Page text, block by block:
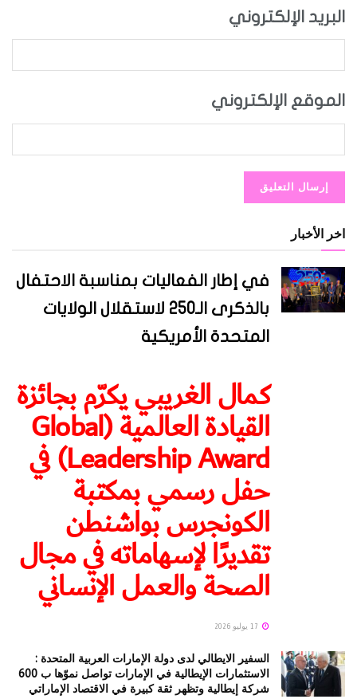
البريد الإلكتروني
الموقع الإلكتروني
اخر الأخبار
في إطار الفعاليات بمناسبة الاحتفال
بالذكرى الـ250 لاستقلال الولايات
المتحدة الأمريكية
كمال الغريبي يكرّم بجائزة
القيادة العالمية (Global
Leadership Award) في
حفل رسمي بمكتبة
الكونجرس بواشنطن
تقديرًا لإسهاماته في مجال
الصحة والعمل الإنساني
السفير الايطالي لدى دولة الإمارات العربية المتحدة :
الاستثمارات الإيطالية في الإمارات تواصل نموّها ب 600
شركة إيطالية وتظهر ثقة كبيرة في الاقتصاد الإماراتي